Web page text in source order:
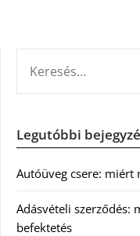
Legutóbbi
Autóüveg csere: miért
Adásvételi szerződés:
befektetés